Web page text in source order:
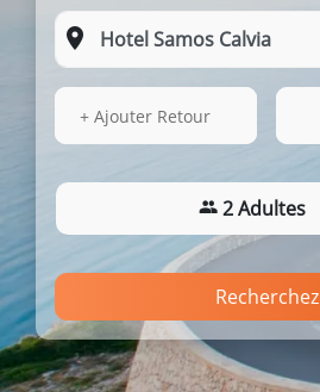
14 Août 2026
+ Ajouter Retour
2 Adultes
Recherchez